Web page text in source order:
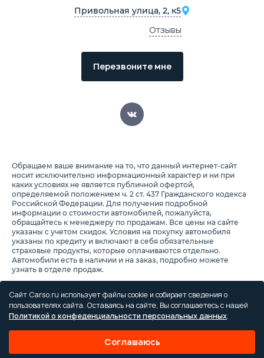
Привольная улица, 2, к5
Отзывы
Перезвоните мне
Обращаем ваше внимание на то, что данный интернет-сайт
носит исключительно информационный характер и ни при
каких условиях не является публичной офертой,
определяемой положением ч. 2 ст. 437 Гражданского кодекса
Российской Федерации. Для получения подробной
информации о стоимости автомобилей, пожалуйста,
обращайтесь к менеджеру по продажам. Все цены на сайте
указаны с учетом скидок. Условия на покупку автомобиля
указаны по кредиту и включают в себя обязательные
страховые продукты, которые оплачиваются отдельно.
Автомобили есть в наличии и на заказ, подробно можете
узнать в отделе продаж.
Предоставляя свои персональные данные и используя
настоящий веб-сайт, Вы соглашаетесь с обработкой Ваших
персональных данных и принимаете условия их обработки.
Сайт Carso.ru использует файлы cookie и собирает сведения о
пользователях сайта. Оставаясь на сайте, Вы соглашаетесь с нашей
Политикой о конфеденциальности персональных данных.
Соглашаюсь